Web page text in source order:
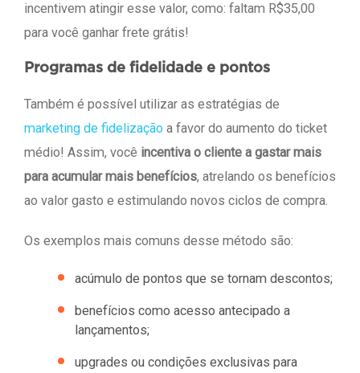
incentivem atingir esse valor, como: faltam R$35,00
para você ganhar frete grátis!
Programas de fidelidade e pontos
Também é possível utilizar as estratégias de
marketing de fidelização a favor do aumento do ticket
médio! Assim, você incentiva o cliente a gastar mais
para acumular mais benefícios, atrelando os benefícios
ao valor gasto e estimulando novos ciclos de compra.
Os exemplos mais comuns desse método são:
acúmulo de pontos que se tornam descontos;
benefícios como acesso antecipado a
lançamentos;
upgrades ou condições exclusivas para